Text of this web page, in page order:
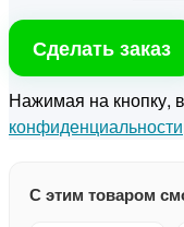
Сделать заказ
Нажимая на кнопку,
конфиденциальности
С этим товаром